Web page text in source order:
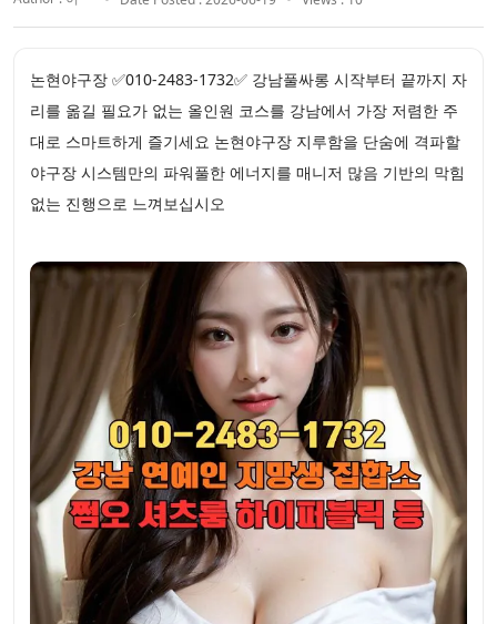
논현야구장 ✅010-2483-1732✅ 강남풀싸롱 시작부터 끝까지 자
리를 옮길 필요가 없는 올인원 코스를 강남에서 가장 저렴한 주
대로 스마트하게 즐기세요 논현야구장 지루함을 단숨에 격파할
야구장 시스템만의 파워풀한 에너지를 매니저 많음 기반의 막힘
없는 진행으로 느껴보십시오